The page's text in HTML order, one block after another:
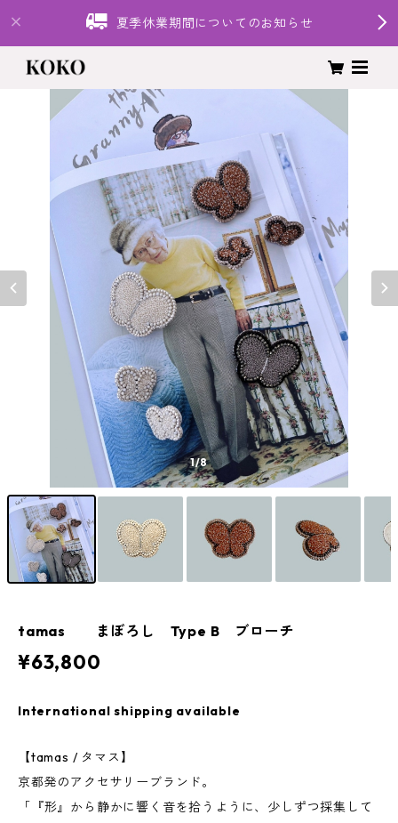
夏季休業期間についてのお知らせ
1/8
tamas まぼろし Type B ブローチ
¥63,800
International shipping available
【tamas / タマス】
京都発のアクセサリーブランド。
「『形』から静かに響く音を拾うように、少しずつ採集して